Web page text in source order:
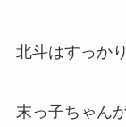
北斗はすっか
末っ子ちゃん